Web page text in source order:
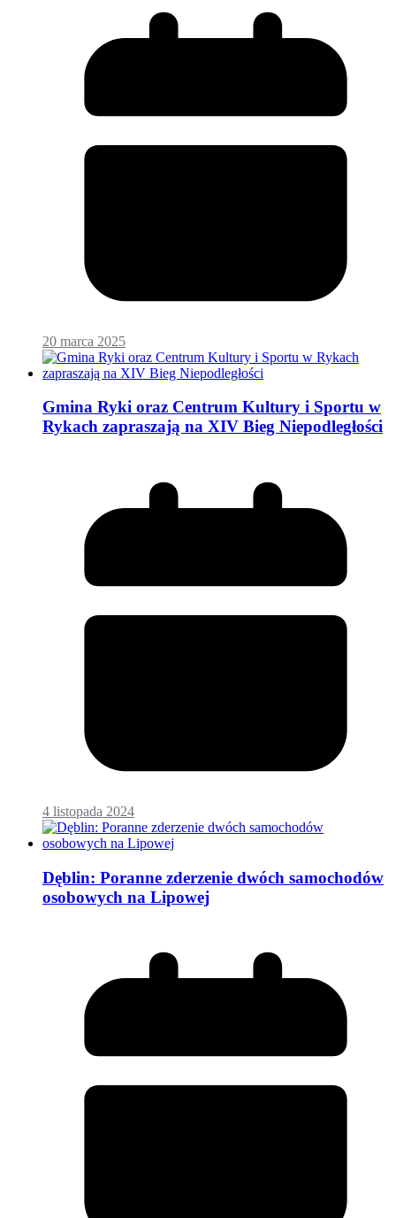
20 marca 2025
Gmina Ryki oraz Centrum Kultury i Sportu w
Rykach zapraszają na XIV Bieg Niepodległości
4 listopada 2024
Dęblin: Poranne zderzenie dwóch samochodów
osobowych na Lipowej